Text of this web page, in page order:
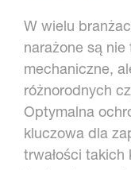
W wielu
narażone są
mechaniczne,
różnorodnych
Optymalna
kluczowa dla
trwałości takich